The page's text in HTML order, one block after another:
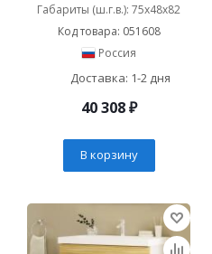
Габариты (ш.г.в.): 75x48x82
Код товара: 051608
Россия
Доставка: 1-2 дня
40 308₽
В корзину